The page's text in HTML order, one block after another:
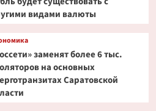
видами валюты
заменят более 6 тыс.
на основных
Саратовской